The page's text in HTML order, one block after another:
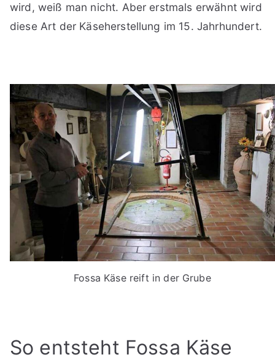
wird, weiß man nicht. Aber erstmals erwähnt wird
diese Art der Käseherstellung im 15. Jahrhundert.
Fossa Käse reift in der Grube
So entsteht Fossa Käse